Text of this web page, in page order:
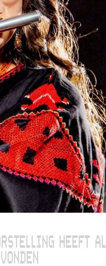
HEEFT AL